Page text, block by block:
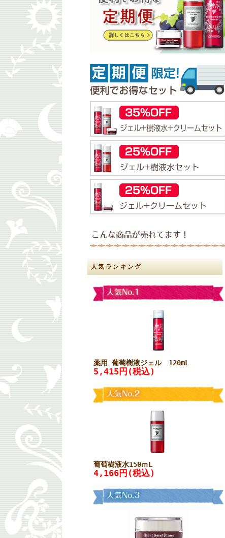
人気ランキング
薬用 葡萄樹液ジェル 120mL
5,415円(税込)
葡萄樹液水150ｍL
4,166円(税込)